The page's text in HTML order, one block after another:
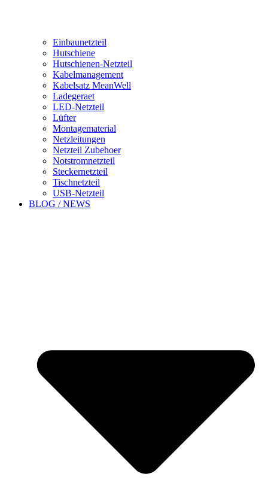
Einbaunetzteil
Hutschiene
Hutschienen-Netzteil
Kabelmanagement
Kabelsatz MeanWell
Ladegeraet
LED-Netzteil
Lüfter
Montagematerial
Netzleitungen
Netzteil Zubehoer
Notstromnetzteil
Steckernetzteil
Tischnetzteil
USB-Netzteil
BLOG / NEWS